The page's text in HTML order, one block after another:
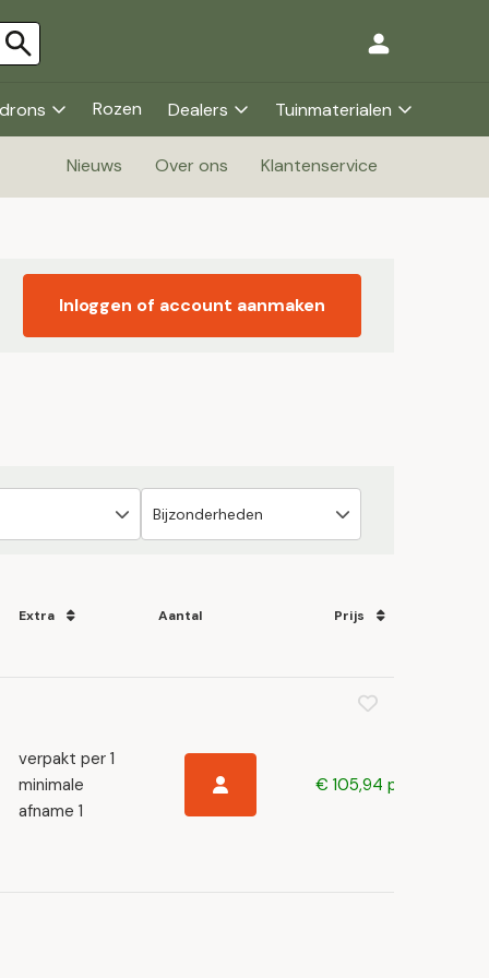
Rozen Dealers Tuinmaterialen
Nieuws Over ons Klantenservice
Inloggen of account aanmaken
Extra Aantal Prijs
verpakt per 1
minimale
afname 1
€ 105,94 p/s